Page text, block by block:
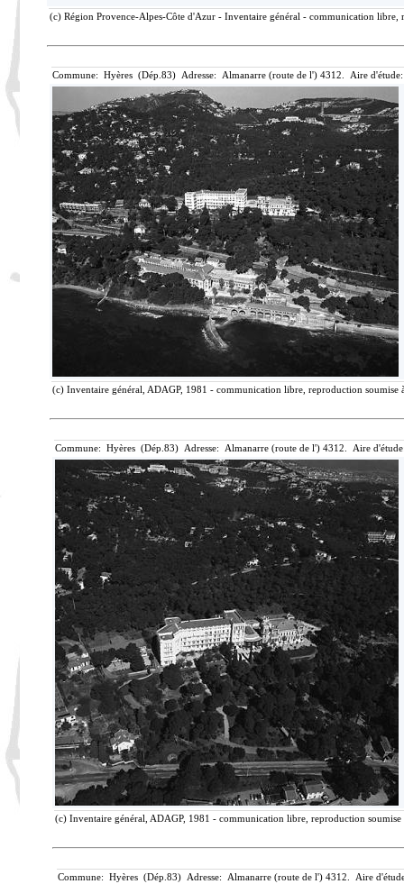
(c) Région Provence-Alpes-Côte d'Azur - Inventaire général - communication libre,
Commune: Hyères (Dép.83) Adresse: Almanarre (route de l') 4312. Aire
(c) Inventaire général, ADAGP, 1981 - communication libre, reproduction soumise
Commune: Hyères (Dép.83) Adresse: Almanarre (route de l') 4312. Aire
(c) Inventaire général, ADAGP, 1981 - communication libre, reproduction
Commune: Hyères (Dép.83) Adresse: Almanarre (route de l') 4312. Aire